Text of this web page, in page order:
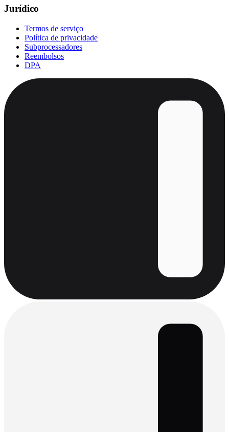
Jurídico
Termos de serviço
Política de privacidade
Subprocessadores
Reembolsos
DPA